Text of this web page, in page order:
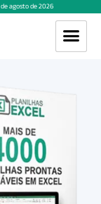
deagostode2026